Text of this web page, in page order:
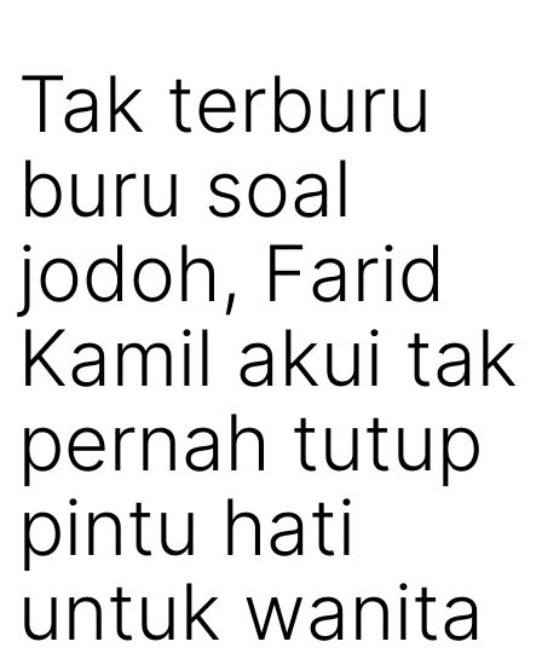
Tak terburu
buru soal
jodoh, Farid
Kamil akui tak
pernah tutup
pintu hati
untuk wanita